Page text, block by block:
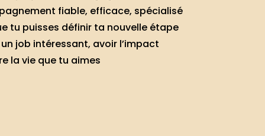
fiable, efficace, spécialisé
tu puisses définir ta nouvelle étape
job intéressant, avoir l’impact
la vie que tu aimes